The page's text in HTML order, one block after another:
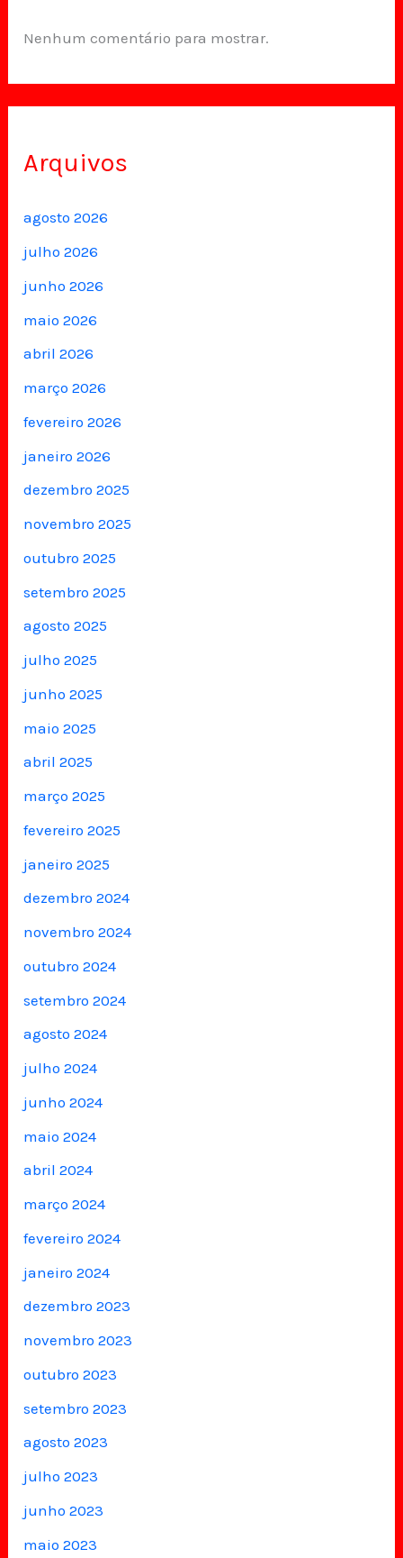
Nenhum comentário para mostrar.
Arquivos
agosto 2026
julho 2026
junho 2026
maio 2026
abril 2026
março 2026
fevereiro 2026
janeiro 2026
dezembro 2025
novembro 2025
outubro 2025
setembro 2025
agosto 2025
julho 2025
junho 2025
maio 2025
abril 2025
março 2025
fevereiro 2025
janeiro 2025
dezembro 2024
novembro 2024
outubro 2024
setembro 2024
agosto 2024
julho 2024
junho 2024
maio 2024
abril 2024
março 2024
fevereiro 2024
janeiro 2024
dezembro 2023
novembro 2023
outubro 2023
setembro 2023
agosto 2023
julho 2023
junho 2023
maio 2023